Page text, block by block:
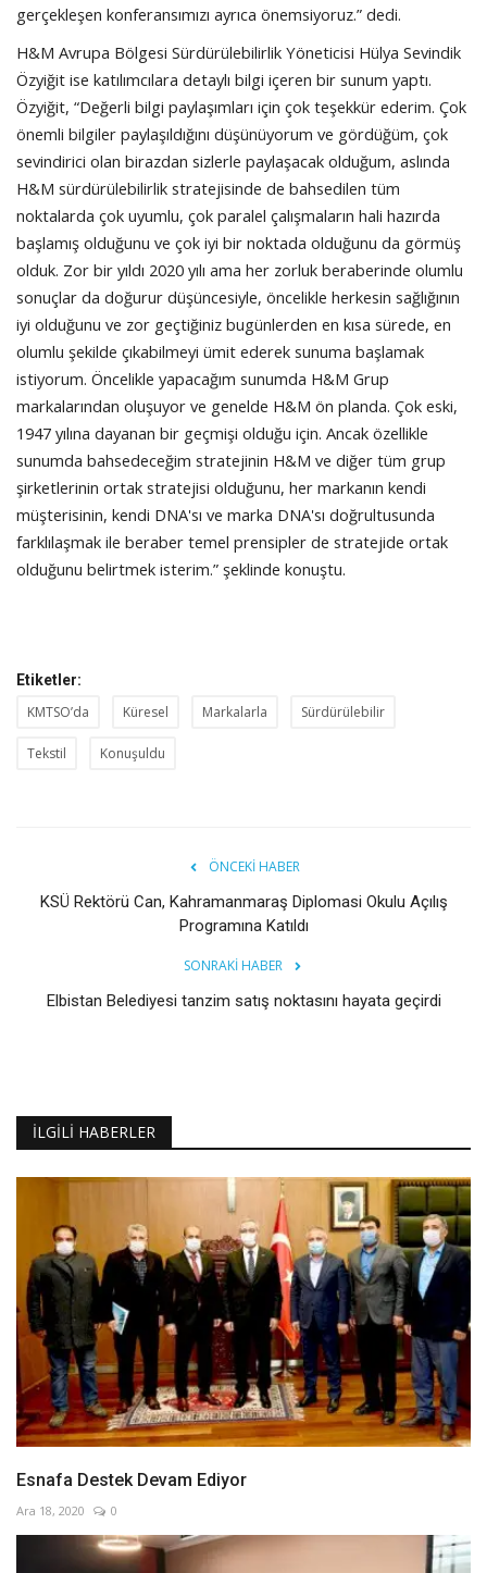
gerçekleşen konferansımızı ayrıca önemsiyoruz.” dedi.
H&M Avrupa Bölgesi Sürdürülebilirlik Yöneticisi Hülya Sevindik
Özyiğit ise katılımcılara detaylı bilgi içeren bir sunum yaptı.
Özyiğit, “Değerli bilgi paylaşımları için çok teşekkür ederim. Çok
önemli bilgiler paylaşıldığını düşünüyorum ve gördüğüm, çok
sevindirici olan birazdan sizlerle paylaşacak olduğum, aslında
H&M sürdürülebilirlik stratejisinde de bahsedilen tüm
noktalarda çok uyumlu, çok paralel çalışmaların hali hazırda
başlamış olduğunu ve çok iyi bir noktada olduğunu da görmüş
olduk. Zor bir yıldı 2020 yılı ama her zorluk beraberinde olumlu
sonuçlar da doğurur düşüncesiyle, öncelikle herkesin sağlığının
iyi olduğunu ve zor geçtiğiniz bugünlerden en kısa sürede, en
olumlu şekilde çıkabilmeyi ümit ederek sunuma başlamak
istiyorum. Öncelikle yapacağım sunumda H&M Grup
markalarından oluşuyor ve genelde H&M ön planda. Çok eski,
1947 yılına dayanan bir geçmişi olduğu için. Ancak özellikle
sunumda bahsedeceğim stratejinin H&M ve diğer tüm grup
şirketlerinin ortak stratejisi olduğunu, her markanın kendi
müşterisinin, kendi DNA'sı ve marka DNA'sı doğrultusunda
farklılaşmak ile beraber temel prensipler de stratejide ortak
olduğunu belirtmek isterim.” şeklinde konuştu.
Etiketler:
KMTSO’da Küresel Markalarla Sürdürülebilir
Tekstil Konuşuldu
ÖNCEKI HABER
KSÜ Rektörü Can, Kahramanmaraş Diplomasi Okulu Açılış
Programına Katıldı
SONRAKI HABER
Elbistan Belediyesi tanzim satış noktasını hayata geçirdi
İLGILI HABERLER
Esnafa Destek Devam Ediyor
Ara 18, 2020 0